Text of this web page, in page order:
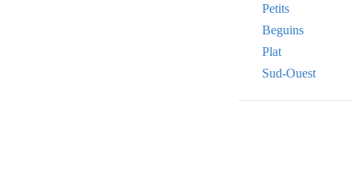
Petits
Beguins
Plat
Sud-Ouest